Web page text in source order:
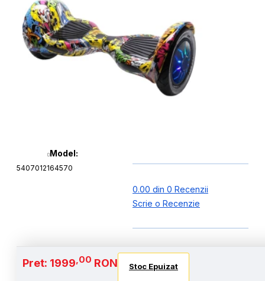
Model:
5407012164570
0.00 din 0 Recenzii
Scrie o Recenzie
Pret: 1999,00 RON Stoc Epuizat
Baterie si Autonomie